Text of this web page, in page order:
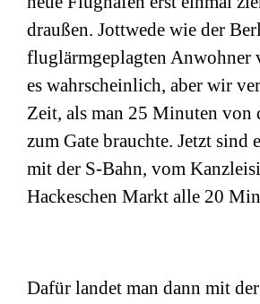
draußen. Jottwede wie der
fluglärmgeplagten Anwohner
es wahrscheinlich, aber wir
Zeit, als man 25 Minuten von
zum Gate brauchte. Jetzt sind
mit der S-Bahn, vom
Hackeschen Markt alle 20
Dafür landet man dann mit